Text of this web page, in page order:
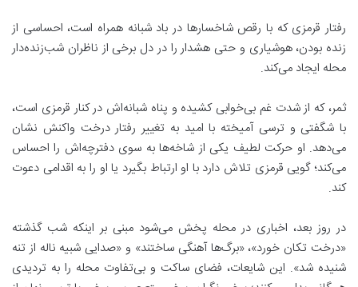
رفتار قرمزی که با رقص شاخسارها در باد شبانه همراه است، احساسی از
زنده بودن، هوشیاری و حتی هشدار را در دل برخی از ناظران شب‌زنده‌دار
محله ایجاد می‌کند.
ثمر، که از شدت غم بی‌خوابی کشیده و پناه شبانه‌اش در کنار قرمزی است،
با شگفتی و ترسی آمیخته با امید به تغییر رفتار درخت واکنش نشان
می‌دهد. او حرکت لطیف یکی از شاخه‌ها به سوی دفترچه‌اش را احساس
می‌کند؛ گویی قرمزی تلاش دارد با او ارتباط بگیرد یا او را به اقدامی دعوت
کند.
در روز بعد، اخباری در محله پخش می‌شود مبنی بر اینکه شب گذشته
«درخت تکان خورد»، «برگ‌ها آهنگی ساختند» و «صدایی شبیه ناله از تنه
شنیده شد». این شایعات، فضای ساکت و بی‌تفاوت محله را به تردیدی